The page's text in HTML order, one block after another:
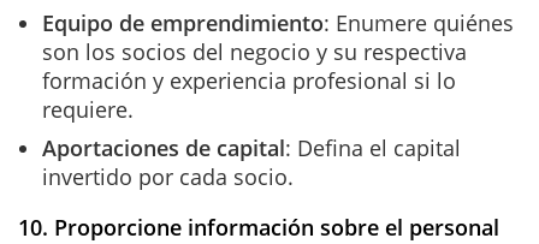
Equipo de emprendimiento: Enumere quiénes
son los socios del negocio y su respectiva
formación y experiencia profesional si lo
requiere.
Aportaciones de capital: Defina el capital
invertido por cada socio.
10. Proporcione información sobre el personal